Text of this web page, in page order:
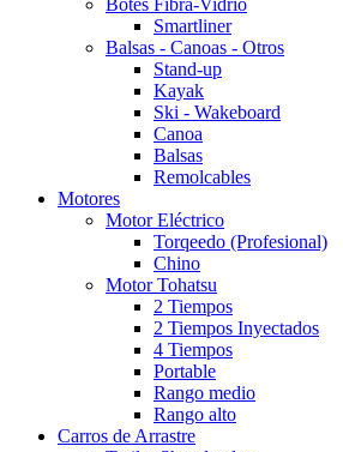
Botes Fibra-Vidrio
Smartliner
Balsas - Canoas - Otros
Stand-up
Kayak
Ski - Wakeboard
Canoa
Balsas
Remolcables
Motores
Motor Eléctrico
Torqeedo (Profesional)
Chino
Motor Tohatsu
2 Tiempos
2 Tiempos Inyectados
4 Tiempos
Portable
Rango medio
Rango alto
Carros de Arrastre